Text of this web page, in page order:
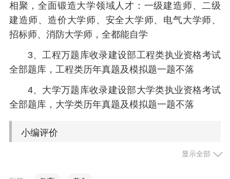
相聚，全面锻造大学领域人才：一级建造师、二级
建造师、造价大学师、安全大学师、电气大学师、
招标师、消防大学师，全都能自学
3、工程万题库收录建设部工程类执业资格考试
全部题库，工程类历年真题及模拟题一题不落
4、大学万题库收录建设部大学类执业资格考试
全部题库，大学类历年真题及模拟题一题不落
小编评价
程、讲义，还有配套练习题，帮你高效备考，值得
显示全部